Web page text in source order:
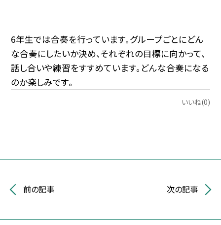
6年生では合奏を行っています。グループごとにどん
な合奏にしたいか決め、それぞれの目標に向かって、
話し合いや練習をすすめています。どんな合奏になる
のか楽しみです。
いいね(0)
前の記事 次の記事